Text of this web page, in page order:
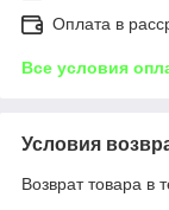
Оплата в
Все условия
Условия
Возврат товара в